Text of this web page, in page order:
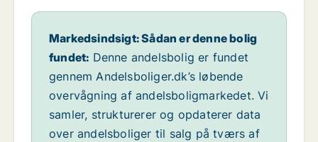
Markedsindsigt: Sådan er denne bolig
fundet: Denne andelsbolig er fundet
gennem Andelsboliger.dk’s løbende
overvågning af andelsboligmarkedet. Vi
samler, strukturerer og opdaterer data
over andelsboliger til salg på tværs af